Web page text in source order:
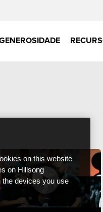
on this website
on Hillsong
the devices you use